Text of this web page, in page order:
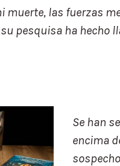
muerte, las fuerzas
pesquisa ha hecho
Se han
encima